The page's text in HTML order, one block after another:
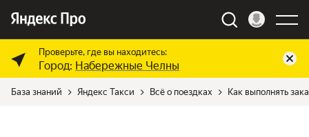
Проверьте, где вы находитесь:
Город: Набережные Челны
База знаний Яндекс Такси Всё о поездках Как выполнять